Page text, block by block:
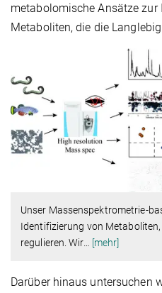
metabolomische Ansätze zur
Metaboliten, die die
Unser Massenspektrometrie-
Identifizierung von Metaboliten,
regulieren. Wir… [mehr]
Darüber hinaus untersuchen